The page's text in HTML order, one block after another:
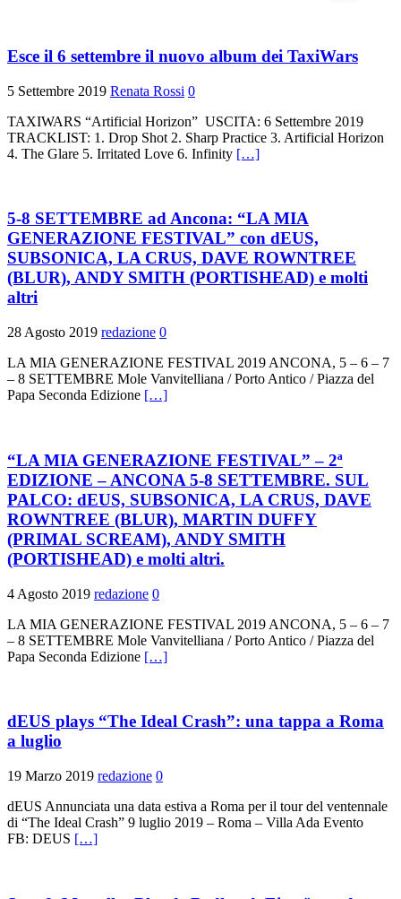
Esce il 6 settembre il nuovo album dei TaxiWars
5 Settembre 2019 Renata Rossi 0
TAXIWARS “Artificial Horizon” USCITA: 6 Settembre 2019
TRACKLIST: 1. Drop Shot 2. Sharp Practice 3. Artificial Horizon
4. The Glare 5. Irritated Love 6. Infinity […]
5-8 SETTEMBRE ad Ancona: “LA MIA
GENERAZIONE FESTIVAL” con dEUS,
SUBSONICA, LA CRUS, DAVE ROWNTREE
(BLUR), ANDY SMITH (PORTISHEAD) e molti
altri
28 Agosto 2019 redazione 0
LA MIA GENERAZIONE FESTIVAL 2019 ANCONA, 5 – 6 – 7
– 8 SETTEMBRE Mole Vanvitelliana / Porto Antico / Piazza del
Papa Seconda Edizione […]
“LA MIA GENERAZIONE FESTIVAL” – 2ª
EDIZIONE – ANCONA 5-8 SETTEMBRE. SUL
PALCO: dEUS, SUBSONICA, LA CRUS, DAVE
ROWNTREE (BLUR), MARTIN DUFFY
(PRIMAL SCREAM), ANDY SMITH
(PORTISHEAD) e molti altri.
4 Agosto 2019 redazione 0
LA MIA GENERAZIONE FESTIVAL 2019 ANCONA, 5 – 6 – 7
– 8 SETTEMBRE Mole Vanvitelliana / Porto Antico / Piazza del
Papa Seconda Edizione […]
dEUS plays “The Ideal Crash”: una tappa a Roma
a luglio
19 Marzo 2019 redazione 0
dEUS Annunciata una data estiva a Roma per il tour del ventennale
di “The Ideal Crash” 9 luglio 2019 – Roma – Villa Ada Evento
FB: DEUS […]